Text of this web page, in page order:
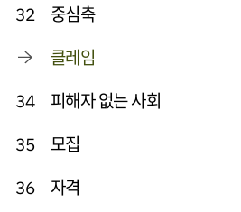
32
중심축
클레임
34 피해자 없는 사회
35 모집
36 자격